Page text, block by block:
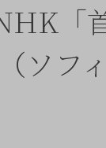
「
フィ